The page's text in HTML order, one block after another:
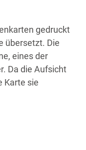
gedruckt
übersetzt. Die
eines der
Da die Aufsicht
Karte sie